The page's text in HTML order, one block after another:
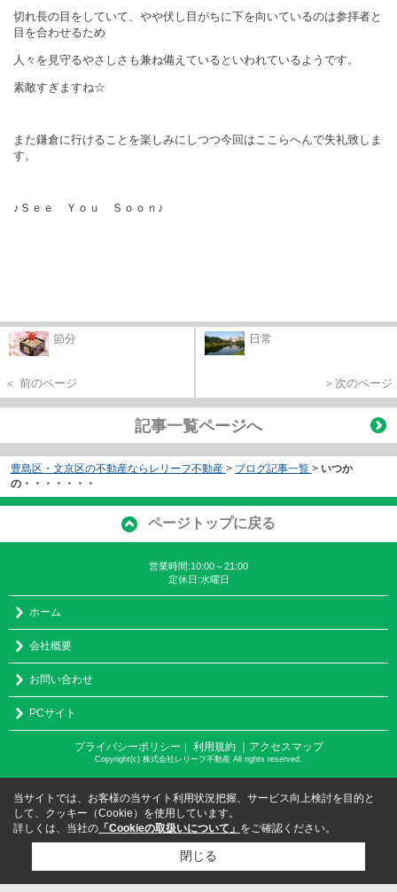
切れ長の目をしていて、やや伏し目がちに下を向いているのは参拝者と
目を合わせるため
人々を見守るやさしさも兼ね備えているといわれているようです。
素敵すぎますね☆
また鎌倉に行けることを楽しみにしつつ今回はここらへんで失礼致しま
す。
♪Ｓｅｅ Ｙｏｕ Ｓｏｏｎ♪
節分
＜ 前のページ
日常
＞次のページ
記事一覧ページへ
豊島区・文京区の不動産ならレリーフ不動産 > ブログ記事一覧 > いつか
の・・・・・・・
ページトップに戻る
営業時間:10:00～21:00
定休日:水曜日
ホーム
会社概要
お問い合わせ
PCサイト
プライバシーポリシー 利用規約 ｜アクセスマップ
Copyright(c) 株式会社レリーフ不動産 All rights reserved.
当サイトでは、お客様の当サイト利用状況把握、サービス向上検討を目的と
して、クッキー（Cookie）を使用しています。
詳しくは、当社の 「Cookieの取扱いについて」 をご確認ください。
閉じる